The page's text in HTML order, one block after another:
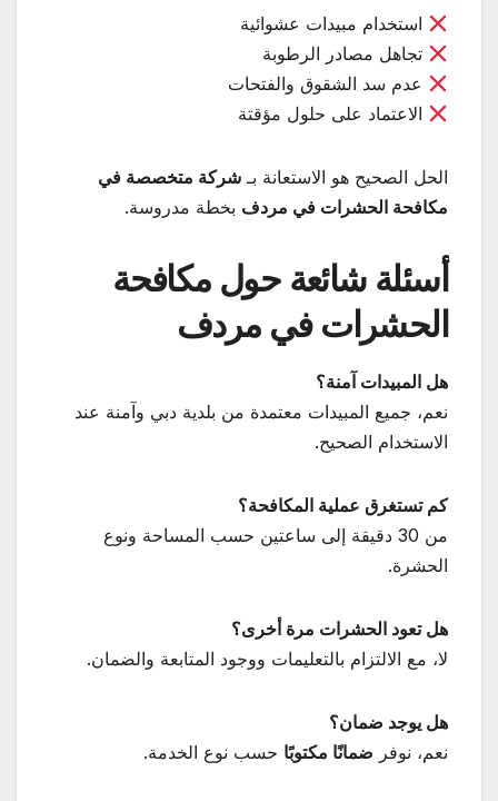
استخدام مبيدات عشوائية
تجاهل مصادر الرطوبة
عدم سد الشقوق والفتحات
الاعتماد على حلول مؤقتة
الحل الصحيح هو الاستعانة بـ شركة متخصصة في
مكافحة الحشرات في مردف بخطة مدروسة.
أسئلة شائعة حول مكافحة
الحشرات في مردف
هل المبيدات آمنة؟
نعم، جميع المبيدات معتمدة من بلدية دبي وآمنة عند
الاستخدام الصحيح.
كم تستغرق عملية المكافحة؟
من 30 دقيقة إلى ساعتين حسب المساحة ونوع
الحشرة.
هل تعود الحشرات مرة أخرى؟
لا، مع الالتزام بالتعليمات ووجود المتابعة والضمان.
هل يوجد ضمان؟
نعم، نوفر ضمانًا مكتوبًا حسب نوع الخدمة.